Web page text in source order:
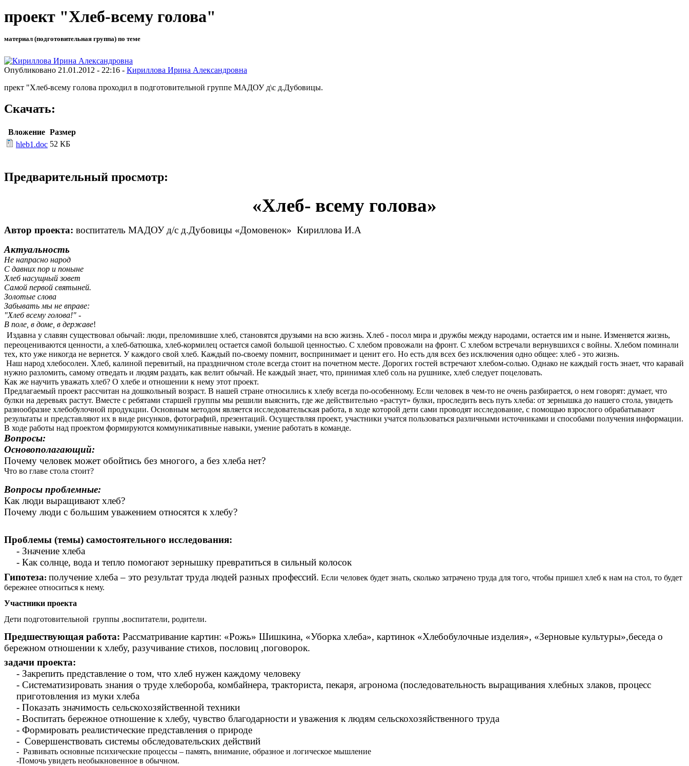
проект "Хлеб-всему голова"
материал (подготовительная группа) по теме
Опубликовано 21.01.2012 - 22:16 - Кириллова Ирина Александровна
прект "Хлеб-всему голова проходил в подготовительной группе МАДОУ д\с д.Дубовицы.
Скачать:
Вложение Размер
hleb1.doc 52 КБ
Предварительный просмотр:
«Хлеб- всему голова»
Автор проекта: воспитатель МАДОУ д/с д.Дубовицы «Домовенок» Кириллова И.А
Актуальность
Не напрасно народ
С давних пор и поныне
Хлеб насущный зовет
Самой первой святыней.
Золотые слова
Забывать мы не вправе:
"Хлеб всему голова!" -
В поле, в доме, в державе!
Издавна у славян существовал обычай: люди, преломившие хлеб, становятся друзьями на всю жизнь. Хлеб - посол мира и дружбы между народами, остается им и ныне. Изменяется жизнь,
переоцениваются ценности, а хлеб-батюшка, хлеб-кормилец остается самой большой ценностью. С хлебом провожали на фронт. С хлебом встречали вернувшихся с войны. Хлебом поминали
тех, кто уже никогда не вернется. У каждого свой хлеб. Каждый по-своему помнит, воспринимает и ценит его. Но есть для всех без исключения одно общее: хлеб - это жизнь.
Наш народ хлебосолен. Хлеб, калиной перевитый, на праздничном столе всегда стоит на почетном месте. Дорогих гостей встречают хлебом-солью. Однако не каждый гость знает, что каравай
нужно разломить, самому отведать и людям раздать, как велит обычай. Не каждый знает, что, принимая хлеб соль на рушнике, хлеб следует поцеловать.
Как же научить уважать хлеб? О хлебе и отношении к нему этот проект.
Предлагаемый проект рассчитан на дошкольный возраст. В нашей стране относились к хлебу всегда по-особенному. Если человек в чем-то не очень разбирается, о нем говорят: думает, что
булки на деревьях растут. Вместе с ребятами старшей группы мы решили выяснить, где же действительно «растут» булки, проследить весь путь хлеба: от зернышка до нашего стола, увидеть
разнообразие хлебобулочной продукции. Основным методом является исследовательская работа, в ходе которой дети сами проводят исследование, с помощью взрослого обрабатывают
результаты и представляют их в виде рисунков, фотографий, презентаций. Осуществляя проект, участники учатся пользоваться различными источниками и способами получения информации.
В ходе работы над проектом формируются коммуникативные навыки, умение работать в команде.
Вопросы:
Основополагающий:
Почему человек может обойтись без многого, а без хлеба нет?
Что во главе стола стоит?
Вопросы проблемные:
Как люди выращивают хлеб?
Почему люди с большим уважением относятся к хлебу?
Проблемы (темы) самостоятельного исследования:
- Значение хлеба
- Как солнце, вода и тепло помогают зернышку превратиться в сильный колосок
Гипотеза: получение хлеба – это результат труда людей разных профессий. Если человек будет знать, сколько затрачено труда для того, чтобы пришел хлеб к нам на стол, то будет
бережнее относиться к нему.
Участники проекта
Дети подготовительной группы ,воспитатели, родители.
Предшествующая работа: Рассматривание картин: «Рожь» Шишкина, «Уборка хлеба», картинок «Хлебобулочные изделия», «Зерновые культуры»,беседа о
бережном отношении к хлебу, разучивание стихов, пословиц ,поговорок.
задачи проекта:
- Закрепить представление о том, что хлеб нужен каждому человеку
- Систематизировать знания о труде хлебороба, комбайнера, тракториста, пекаря, агронома (последовательность выращивания хлебных злаков, процесс
приготовления из муки хлеба
- Показать значимость сельскохозяйственной техники
- Воспитать бережное отношение к хлебу, чувство благодарности и уважения к людям сельскохозяйственного труда
- Формировать реалистические представления о природе
- Совершенствовать системы обследовательских действий
- Развивать основные психические процессы – память, внимание, образное и логическое мышление
-Помочь увидеть необыкновенное в обычном.